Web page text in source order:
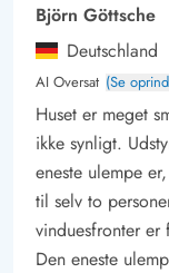
Björn Göttsche
Deutschland
AI Oversat (Se
Huset er meget
ikke synligt.
eneste ulempe
til selv to
vinduesfronter er
Den eneste